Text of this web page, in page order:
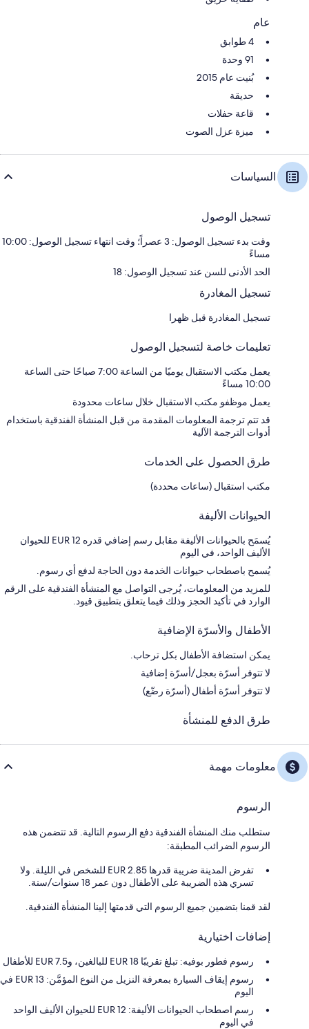
عام
4 طوابق
91 وحدة
بُنيت عام 2015
حديقة
قاعة حفلات
ميزة عزل الصوت
السياسات
تسجيل الوصول
وقت بدء تسجيل الوصول: 3 عصراً؛ وقت انتهاء تسجيل الوصول: 10:00
مساءً
الحد الأدنى للسن عند تسجيل الوصول: 18
تسجيل المغادرة
تسجيل المغادرة قبل ظهرا
تعليمات خاصة لتسجيل الوصول
يعمل مكتب الاستقبال يوميًا من الساعة 7:00 صباحًا حتى الساعة
10:00 مساءً
يعمل موظفو مكتب الاستقبال خلال ساعات محدودة
قد تتم ترجمة المعلومات المقدمة من قبل المنشأة الفندقية باستخدام
أدوات الترجمة الآلية
طرق الحصول على الخدمات
مكتب استقبال (ساعات محددة)
الحيوانات الأليفة
يُسمَح بالحيوانات الأليفة مقابل رسم إضافي قدره EUR 12 للحيوان
الأليف الواحد، في اليوم
يُسمح باصطحاب حيوانات الخدمة دون الحاجة لدفع أي رسوم.
للمزيد من المعلومات، يُرجى التواصل مع المنشأة الفندقية على الرقم
الوارد في تأكيد الحجز وذلك فيما يتعلق بتطبيق قيود.
الأطفال والأسرّة الإضافية
يمكن استضافة الأطفال بكل ترحاب.
لا تتوفر أسرّة بعجل/أسرّة إضافية
لا تتوفر أسرّة أطفال (أسرّة رضّع)
طرق الدفع للمنشأة
معلومات مهمة
الرسوم
ستطلب منك المنشأة الفندقية دفع الرسوم التالية. قد تتضمن هذه
الرسوم الضرائب المطبقة:
تفرض المدينة ضريبة قدرها 2.85 EUR للشخص في الليلة. ولا
تسري هذه الضريبة على الأطفال دون عمر 18 سنوات/سنة.
لقد قمنا بتضمين جميع الرسوم التي قدمتها إلينا المنشأة الفندقية.
إضافات اختيارية
رسوم فطور بوفيه: تبلغ تقريبًا EUR 18 للبالغين، وEUR 7.5 للأطفال
رسوم إيقاف السيارة بمعرفة النزيل من النوع المؤمَّن: 13 EUR في
اليوم
رسم اصطحاب الحيوانات الأليفة: 12 EUR للحيوان الأليف الواحد
في اليوم